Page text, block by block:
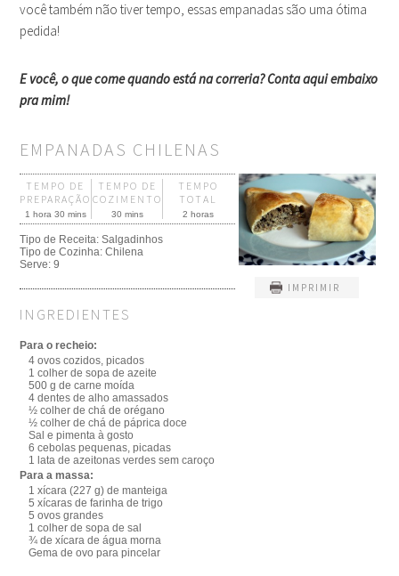
você também não tiver tempo, essas empanadas são uma ótima
pedida!
E você, o que come quando está na correria? Conta aqui embaixo
pra mim!
EMPANADAS CHILENAS
IMPRIMIR
TEMPO DE
PREPARAÇÃO
1 hora 30 mins
TEMPO DE
COZIMENTO
30 mins
TEMPO
TOTAL
2 horas
Tipo de Receita:Salgadinhos
Tipo de Cozinha:Chilena
Serve:9
INGREDIENTES
Para o recheio:
4 ovos cozidos, picados
1 colher de sopa de azeite
500 g de carne moída
4 dentes de alho amassados
½ colher de chá de orégano
½ colher de chá de páprica doce
Sal e pimenta à gosto
6 cebolas pequenas, picadas
1 lata de azeitonas verdes sem caroço
Para a massa:
1 xícara (227 g) de manteiga
5 xícaras de farinha de trigo
5 ovos grandes
1 colher de sopa de sal
¾ de xícara de água morna
Gema de ovo para pincelar